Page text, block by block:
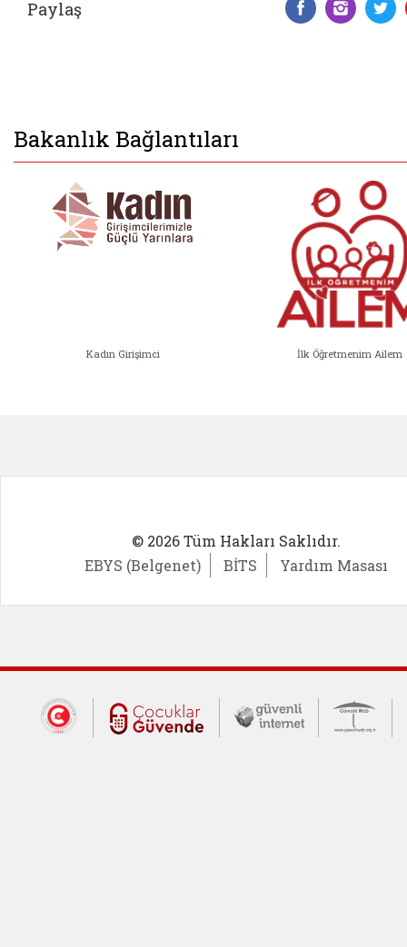
Paylaş
Bakanlık Bağlantıları
Kadın Girişimci İlk Öğretmenim Ailem
© 2026 Tüm Hakları Saklıdır.
EBYS (Belgenet)
BİTS Yardım Masası
Dış Bağlantılar
Cumhurbaşkanlığı İletişim Merkezi
Çocuklar Güvende (yeni
Güvenli